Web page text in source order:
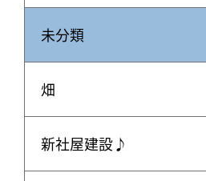
未分類
畑
新社屋建設♪